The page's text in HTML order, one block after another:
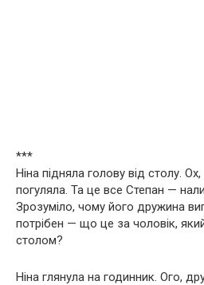
***
Ніна підняла голову від столу.
погуляла. Та це все Степан —
Зрозуміло, чому його дружина
потрібен — що це за чоловік,
столом?
Ніна глянула на годинник. Ого,